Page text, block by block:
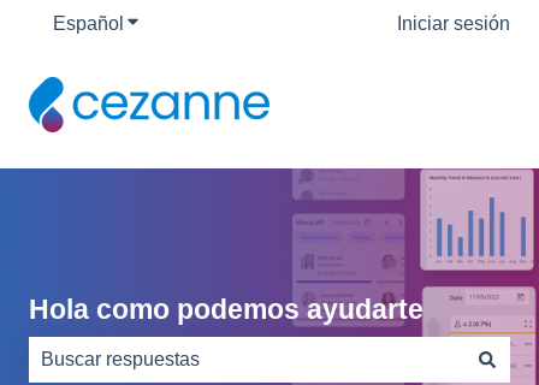
Español Traducciones de Mostrar submenú deIniciar sesión
Hola como podemos ayudarte